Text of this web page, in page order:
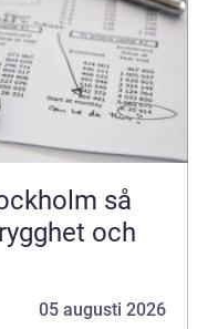
så
och
05 augusti 2026